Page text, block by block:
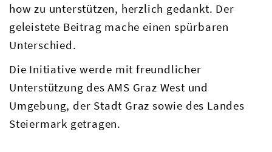
how zu unterstützen, herzlich gedankt. Der
geleistete Beitrag mache einen spürbaren
Unterschied.
Die Initiative werde mit freundlicher
Unterstützung des AMS Graz West und
Umgebung, der Stadt Graz sowie des Landes
Steiermark getragen.